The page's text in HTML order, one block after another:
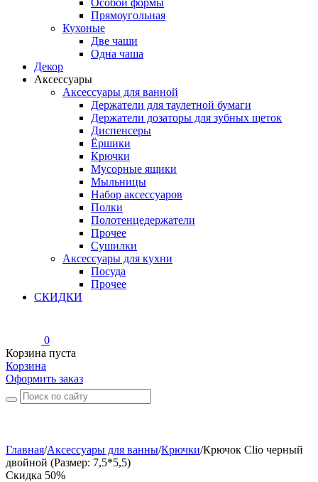
Особой формы
Прямоугольная
Кухоные
Две чаши
Одна чаша
Декор
Аксессуары
Аксессуары для ванной
Держатели для таулетной бумаги
Держатели дозаторы для зубных щеток
Диспенсеры
Ёршики
Крючки
Мусорные ящики
Мыльницы
Набор аксессуаров
Полки
Полотенцедержатели
Прочее
Сушилки
Аксессуары для кухни
Посуда
Прочее
СКИДКИ
0
Корзина пуста
Корзина
Оформить заказ
Главная/Аксессуары для ванны/Крючки/Крючок Clio черный
двойной (Размер: 7,5*5,5)
Скидка 50%